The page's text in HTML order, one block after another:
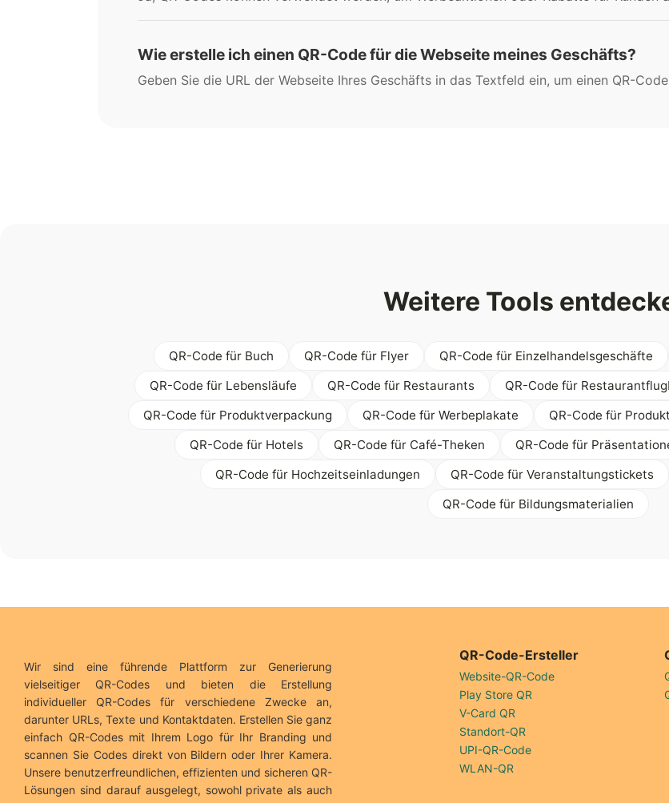
Wie erstelle ich einen QR-Code für die Webseite meines Geschäfts?
Geben Sie die URL der Webseite Ihres Geschäfts in das Textfeld ein, um einen QR-
Weitere Tools
QR-Code für Buch QR-Code für Flyer QR-Code für Einzelhandelsgeschäfte
QR-Code für Lebensläufe
QR-Code für Restaurants QR-Code für
QR-Code für Produktverpackung
QR-Code für Werbeplakate QR-Code für
QR-Code für Hotels
QR-Code für Café-Theken QR-Code für
QR-Code für Hochzeitseinladungen
QR-Code für Veranstaltungstickets
QR-Code für Bildungsmaterialien
Wir sind eine führende Plattform zur Generierung
vielseitiger QR-Codes und bieten die Erstellung
individueller QR-Codes für verschiedene Zwecke an,
darunter URLs, Texte und Kontaktdaten. Erstellen Sie ganz
einfach QR-Codes mit Ihrem Logo für Ihr Branding und
scannen Sie Codes direkt von Bildern oder Ihrer Kamera.
Unsere benutzerfreundlichen, effizienten und sicheren QR-
Lösungen sind darauf ausgelegt, sowohl private als auch
QR-Code-Ersteller
Website-QR-Code
Play Store QR
V-Card QR
Standort-QR
UPI-QR-Code
WLAN-QR